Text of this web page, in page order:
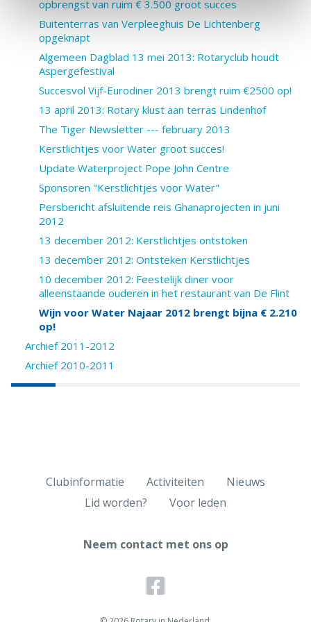
opbrengst van ruim € 3.500 groot succes
Buitenterras van Verpleeghuis De Lichtenberg
opgeknapt
Algemeen Dagblad 13 mei 2013: Rotaryclub houdt
Aspergefestival
Succesvol Vijf-Eurodiner 2013 brengt ruim €2500 op!
13 april 2013: Rotary klust aan terras Lindenhof
The Tiger Newsletter --- february 2013
Kerstlichtjes voor Water groot succes!
Update Waterproject Pope John Centre
Sponsoren "Kerstlichtjes voor Water"
Persbericht afsluitende reis Ghanaprojecten in juni
2012
13 december 2012: Kerstlichtjes ontstoken
13 december 2012: Ontsteken Kerstlichtjes
10 december 2012: Feestelijk diner voor
alleenstaande ouderen in het restaurant van De Flint
Wijn voor Water Najaar 2012 brengt bijna € 2.210
op!
Archief 2011-2012
Archief 2010-2011
Clubinformatie Activiteiten
Nieuws
Lid worden?
Voor leden
Neem contact met ons op